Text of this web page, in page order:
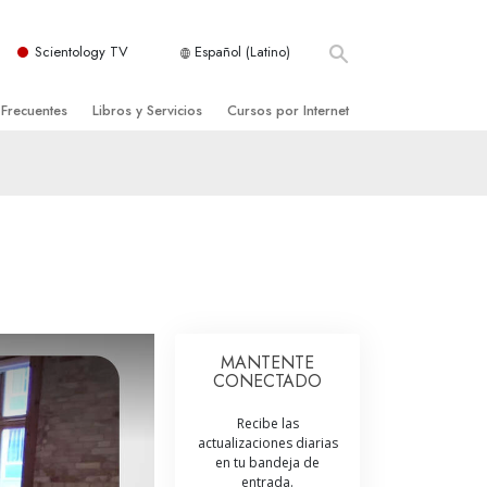
Scientology TV Español (Latino)
Libros y Servicios
Iniciales
Cursos por Internet
Ayudas para Enfermedades y Lesiones
La Integridad y la Honestidad
El Matrimonio
La Escala Tonal Emocional
MANTENTE
CONECTADO
Recibe las
actualizaciones diarias
en tu bandeja de
entrada.